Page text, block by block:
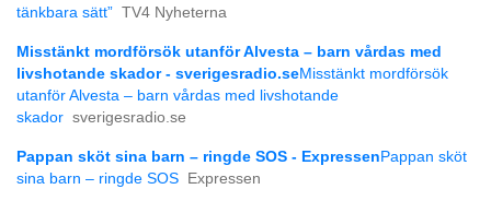
tänkbara sätt” TV4 Nyheterna
Misstänkt mordförsök utanför Alvesta – barn vårdas med
livshotande skador - sverigesradio.seMisstänkt mordförsök
utanför Alvesta – barn vårdas med livshotande
skador sverigesradio.se
Pappan sköt sina barn – ringde SOS - Expressen Pappan sköt
sina barn – ringde SOS
Expressen